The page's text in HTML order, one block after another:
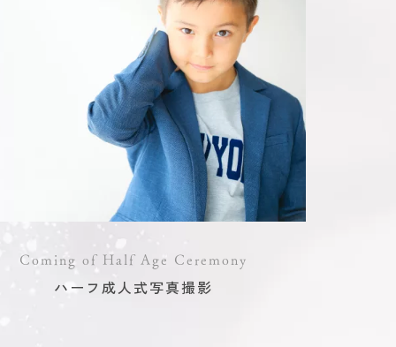
Coming of Half Age Ceremony
ハーフ成人式写真撮影